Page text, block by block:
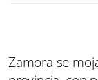
Zamora se